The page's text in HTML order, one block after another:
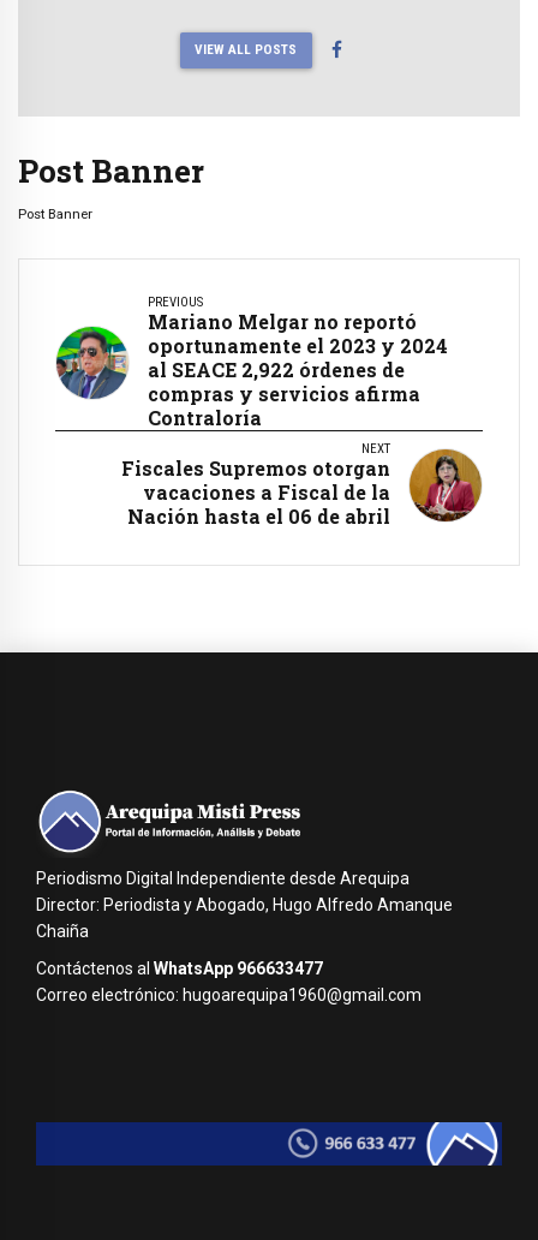
VIEW ALL POSTS
Post Banner
Post Banner
PREVIOUS
Mariano Melgar no reportó
oportunamente el 2023 y 2024
al SEACE 2,922 órdenes de
compras y servicios afirma
Contraloría
NEXT
Fiscales Supremos otorgan
vacaciones a Fiscal de la
Nación hasta el 06 de abril
Periodismo Digital Independiente desde Arequipa
Director: Periodista y Abogado, Hugo Alfredo Amanque
Chaiña
Contáctenos al WhatsApp 966633477
Correo electrónico: hugoarequipa1960@gmail.com